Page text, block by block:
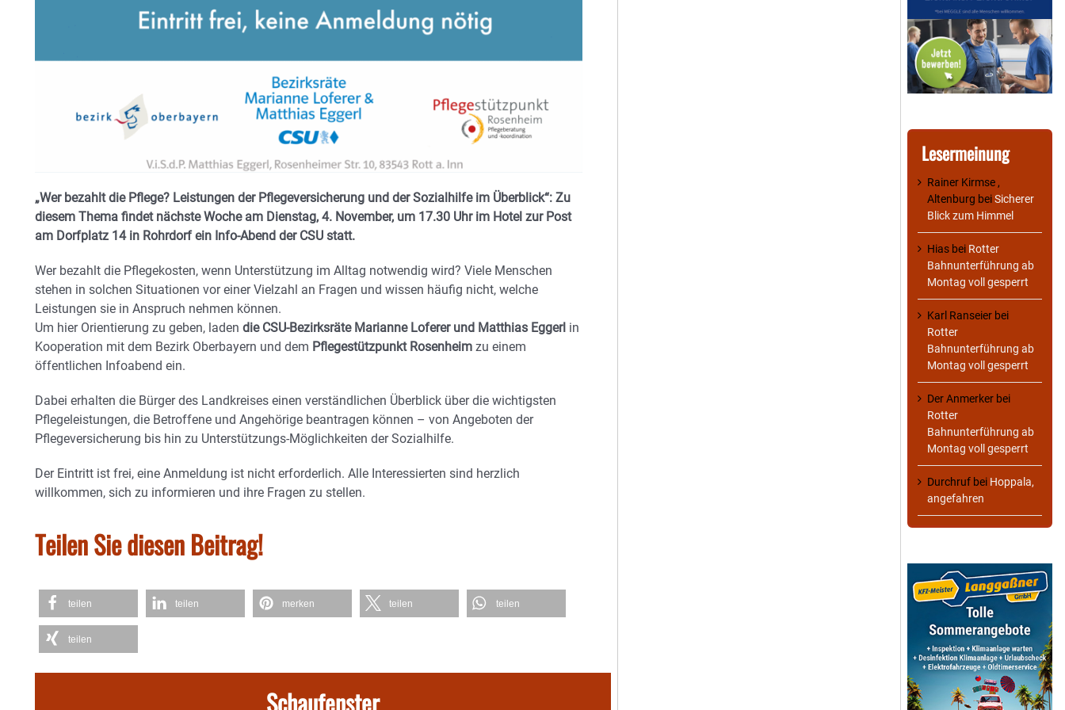
„Wer bezahlt die Pflege? Leistungen der Pflegeversicherung und der Sozialhilfe im Überblick“: Zu
diesem Thema findet nächste Woche am Dienstag, 4. November, um 17.30 Uhr im Hotel zur Post
am Dorfplatz 14 in Rohrdorf ein Info-Abend der CSU statt.
Wer bezahlt die Pflegekosten, wenn Unterstützung im Alltag notwendig wird? Viele Menschen
stehen in solchen Situationen vor einer Vielzahl an Fragen und wissen häufig nicht, welche
Leistungen sie in Anspruch nehmen können.
Um hier Orientierung zu geben, laden die CSU-Bezirksräte Marianne Loferer und Matthias Eggerl in
Kooperation mit dem Bezirk Oberbayern und dem Pflegestützpunkt Rosenheim zu einem
öffentlichen Infoabend ein.
Dabei erhalten die Bürger des Landkreises einen verständlichen Überblick über die wichtigsten
Pflegeleistungen, die Betroffene und Angehörige beantragen können – von Angeboten der
Pflegeversicherung bis hin zu Unterstützungs-Möglichkeiten der Sozialhilfe.
Der Eintritt ist frei, eine Anmeldung ist nicht erforderlich. Alle Interessierten sind herzlich
willkommen, sich zu informieren und ihre Fragen zu stellen.
Teilen Sie diesen Beitrag!
teilen teilen merken teilen teilen
teilen
Schaufenster
Lesermeinung
Rainer Kirmse ,
Altenburg beiSicherer
Blick zum Himmel
Hias bei Rotter
Bahnunterführung ab
Montag voll gesperrt
Karl Ranseier bei
Rotter
Bahnunterführung ab
Montag voll gesperrt
Der Anmerker bei
Rotter
Bahnunterführung ab
Montag voll gesperrt
Durchruf bei Hoppala,
angefahren